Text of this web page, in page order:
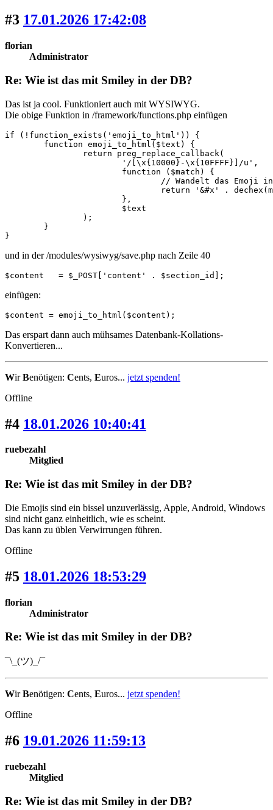
#3 17.01.2026 17:42:08
florian
Administrator
Re: Wie ist das mit Smiley in der DB?
Das ist ja cool. Funktioniert auch mit WYSIWYG.
Die obige Funktion in /framework/functions.php einfügen
if (!function_exists('emoji_to_html')) {
}
und in der /modules/wysiwyg/save.php nach Zeile 40
$content   = $_POST['content' . $section_id];
einfügen:
$content = emoji_to_html($content);
Das erspart dann auch mühsames Datenbank-Kollations-
Konvertieren...
WirBenötigen: Cents, Euros... jetzt spenden!
Offline
#4 18.01.2026 10:40:41
ruebezahl
Mitglied
Re: Wie ist das mit Smiley in der DB?
Die Emojis sind ein bissel unzuverlässig, Apple, Android, Windows
sind nicht ganz einheitlich, wie es scheint.
Das kann zu üblen Verwirrungen führen.
Offline
#5 18.01.2026 18:53:29
florian
Administrator
Re: Wie ist das mit Smiley in der DB?
¯\_(ツ)_/¯
WirBenötigen: Cents, Euros... jetzt spenden!
Offline
#6 19.01.2026 11:59:13
ruebezahl
Mitglied
Re: Wie ist das mit Smiley in der DB?